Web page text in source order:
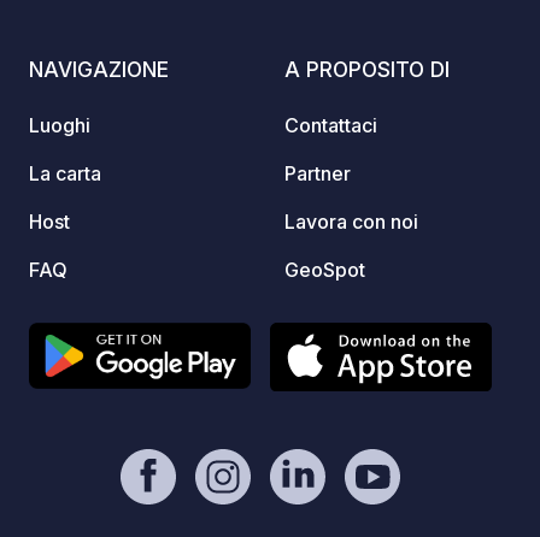
NAVIGAZIONE
Luoghi
La carta
Host
FAQ
A PROPOSITO DI
Contattaci
Partner
Lavora con noi
GeoSpot